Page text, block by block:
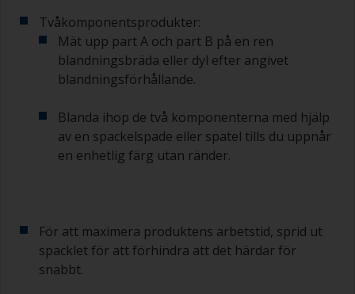
Tvåkomponentsprodukter:
Mät upp part A och part B på en ren
blandningsbräda eller dyl efter angivet
blandningsförhållande.
Blanda ihop de två komponenterna med hjälp
av en spackelspade eller spatel tills du uppnår
en enhetlig färg utan ränder.
För att maximera produktens arbetstid, sprid ut
spacklet för att förhindra att det härdar för
snabbt.